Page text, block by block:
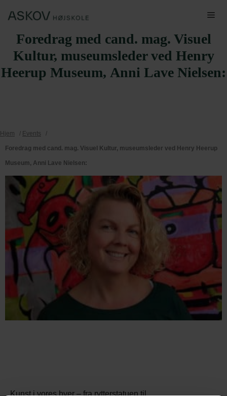
indholdForedrag med cand. mag. Visuel
Kultur, museumsleder ved Henry
Heerup Museum, Anni Lave Nielsen:
Hjem / Events /
Foredrag med cand. mag. Visuel Kultur, museumsleder ved Henry Heerup
Museum, Anni Lave Nielsen:
Kunst i vores byer – fra rytterstatuen til